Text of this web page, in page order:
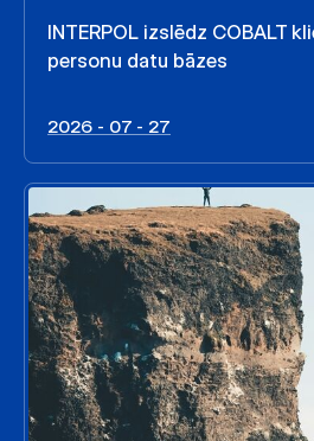
INTERPOL izslēdz COBALT
personu datu bāzes
2026 - 07 - 27